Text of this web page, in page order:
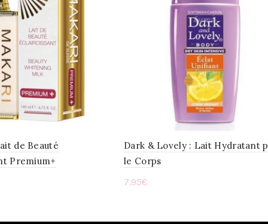
de Beauté
Premium+
Dark & Lovely : Lait Hydratant
le Corps
7.95€